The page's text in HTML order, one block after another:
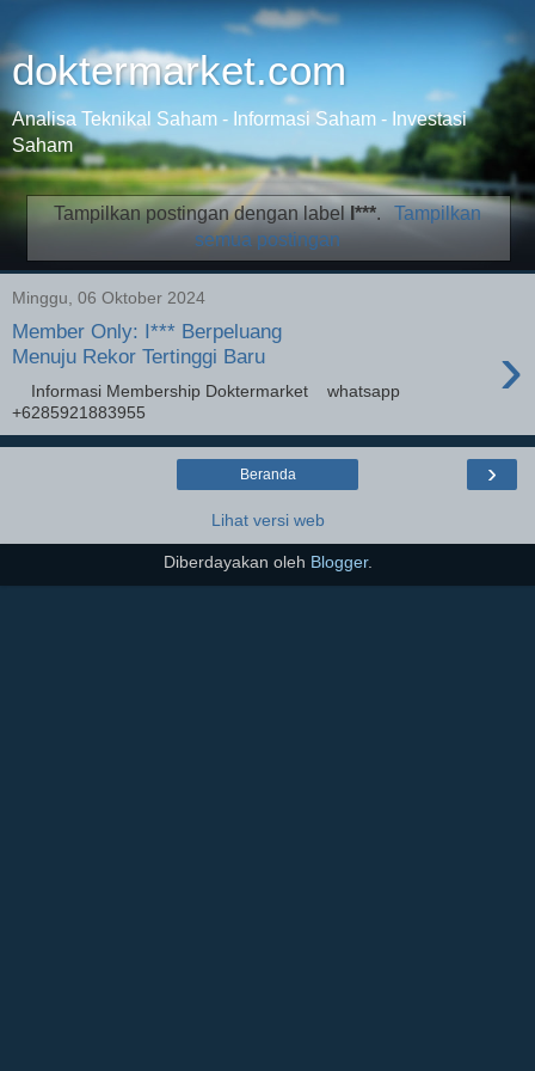
doktermarket.com
Analisa Teknikal Saham - Informasi Saham - Investasi
Saham
Tampilkan postingan dengan labelI***.
Tampilkan
semua postingan
Minggu, 06 Oktober 2024
Member Only: I*** Berpeluang
Menuju Rekor Tertinggi Baru
›
Informasi Membership Doktermarket whatsapp
+6285921883955
›
Beranda
Lihat versi web
Diberdayakan oleh Blogger.